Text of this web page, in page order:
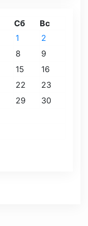
Сб Вс
1
2
8
9
15
16
22
23
29
30